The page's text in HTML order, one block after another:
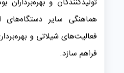
هماهنگی سایر دستگاه‌های
فعالیت‌های شیلاتی و
فراهم سازد.